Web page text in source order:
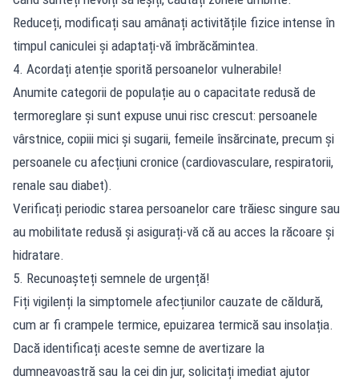
Reduceți, modificați sau amânați activitățile fizice intense în
timpul caniculei și adaptați-vă îmbrăcămintea.
4. Acordați atenție sporită persoanelor vulnerabile!
Anumite categorii de populație au o capacitate redusă de
termoreglare și sunt expuse unui risc crescut: persoanele
vârstnice, copiii mici și sugarii, femeile însărcinate, precum și
persoanele cu afecțiuni cronice (cardiovasculare, respiratorii,
renale sau diabet).
Verificați periodic starea persoanelor care trăiesc singure sau
au mobilitate redusă și asigurați-vă că au acces la răcoare și
hidratare.
5. Recunoașteți semnele de urgență!
Fiți vigilenți la simptomele afecțiunilor cauzate de căldură,
cum ar fi crampele termice, epuizarea termică sau insolația.
Dacă identificați aceste semne de avertizare la
dumneavoastră sau la cei din jur, solicitați imediat ajutor